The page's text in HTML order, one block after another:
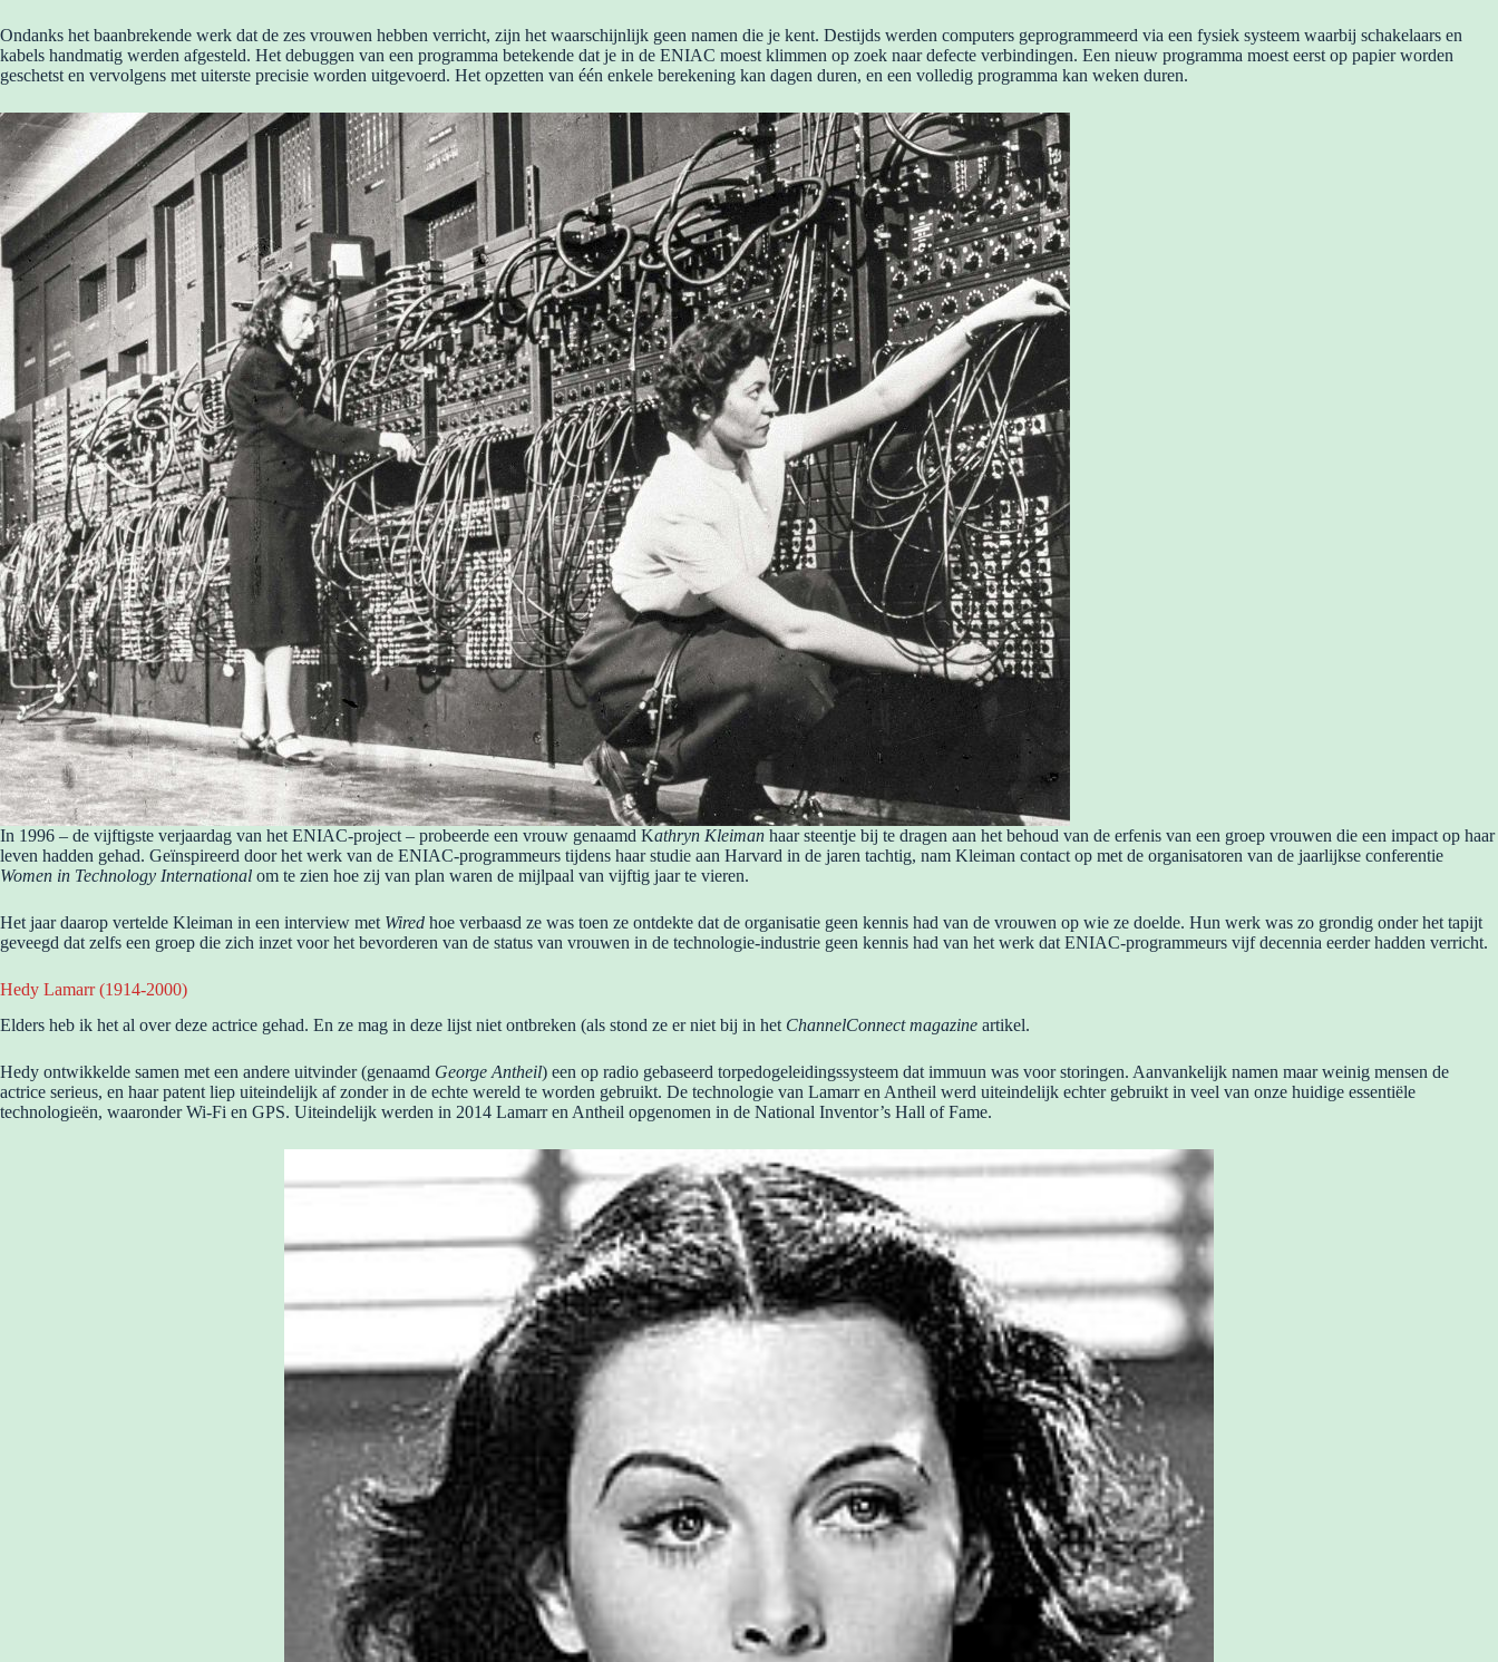
Ondanks het baanbrekende werk dat de zes vrouwen hebben verricht, zijn het waarschijnlijk geen namen die je kent. Destijds werden computers geprogrammeerd via een fysiek systeem waarbij schakelaars en
kabels handmatig werden afgesteld. Het debuggen van een programma betekende dat je in de ENIAC moest klimmen op zoek naar defecte verbindingen. Een nieuw programma moest eerst op papier worden
geschetst en vervolgens met uiterste precisie worden uitgevoerd. Het opzetten van één enkele berekening kan dagen duren, en een volledig programma kan weken duren.
In 1996 – de vijftigste verjaardag van het ENIAC-project – probeerde een vrouw genaamd Kathryn Kleiman haar steentje bij te dragen aan het behoud van de erfenis van een groep vrouwen die een impact op haar
leven hadden gehad. Geïnspireerd door het werk van de ENIAC-programmeurs tijdens haar studie aan Harvard in de jaren tachtig, nam Kleiman contact op met de organisatoren van de jaarlijkse conferentie
Women in Technology International om te zien hoe zij van plan waren de mijlpaal van vijftig jaar te vieren.
Het jaar daarop vertelde Kleiman in een interview met Wired hoe verbaasd ze was toen ze ontdekte dat de organisatie geen kennis had van de vrouwen op wie ze doelde. Hun werk was zo grondig onder het tapijt
geveegd dat zelfs een groep die zich inzet voor het bevorderen van de status van vrouwen in de technologie-industrie geen kennis had van het werk dat ENIAC-programmeurs vijf decennia eerder hadden verricht.
Hedy Lamarr (1914-2000)
Elders heb ik het al over deze actrice gehad. En ze mag in deze lijst niet ontbreken (als stond ze er niet bij in het ChannelConnect magazine artikel.
Hedy ontwikkelde samen met een andere uitvinder (genaamd George Antheil) een op radio gebaseerd torpedogeleidingssysteem dat immuun was voor storingen. Aanvankelijk namen maar weinig mensen de
actrice serieus, en haar patent liep uiteindelijk af zonder in de echte wereld te worden gebruikt. De technologie van Lamarr en Antheil werd uiteindelijk echter gebruikt in veel van onze huidige essentiële
technologieën, waaronder Wi-Fi en GPS. Uiteindelijk werden in 2014 Lamarr en Antheil opgenomen in de National Inventor’s Hall of Fame.